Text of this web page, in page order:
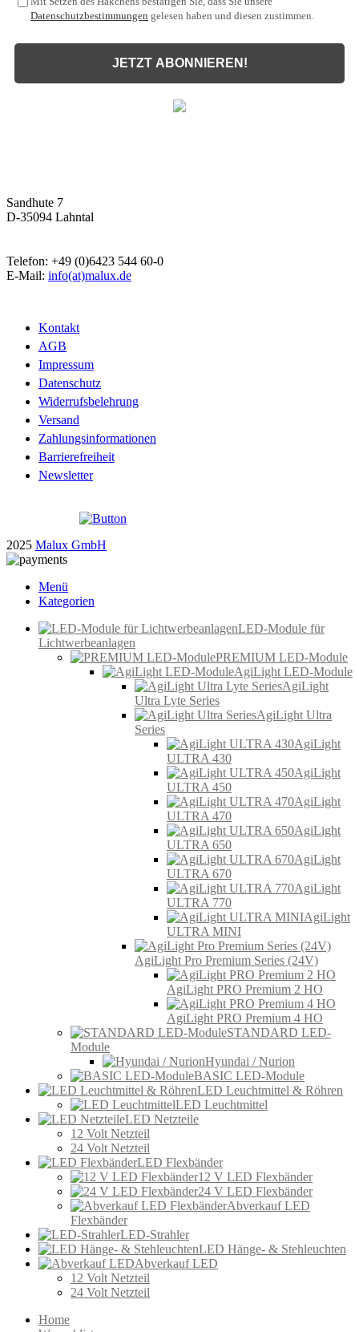
Datenschutzbestimmungen gelesen haben und diesen zustimmen.
JETZT ABONNIEREN!
Sandhute 7
D-35094 Lahntal
Telefon: +49 (0)6423 544 60-0
E-Mail: info(at)malux.de
Kontakt
AGB
Impressum
Datenschutz
Widerrufsbelehrung
Versand
Zahlungsinformationen
Barrierefreiheit
Newsletter
2025 Malux GmbH
Menü
Kategorien
LED-Module für
Lichtwerbeanlagen
PREMIUM LED-Module
AgiLight LED-Module
AgiLight
Ultra Lyte Series
AgiLight Ultra
Series
AgiLight
ULTRA 430
AgiLight
ULTRA 450
AgiLight
ULTRA 470
AgiLight
ULTRA 650
AgiLight
ULTRA 670
AgiLight
ULTRA 770
AgiLight
ULTRA MINI
AgiLight Pro Premium Series (24V)
AgiLight PRO Premium 2 HO
AgiLight PRO Premium 4 HO
STANDARD LED-
Module
Hyundai / Nurion
BASIC LED-Module
LED Leuchtmittel & Röhren
LED Leuchtmittel
LED Netzteile
12 Volt Netzteil
24 Volt Netzteil
LED Flexbänder
12 V LED Flexbänder
24 V LED Flexbänder
Abverkauf LED
Flexbänder
LED-Strahler
LED Hänge- & Stehleuchten
Abverkauf LED
12 Volt Netzteil
24 Volt Netzteil
Home